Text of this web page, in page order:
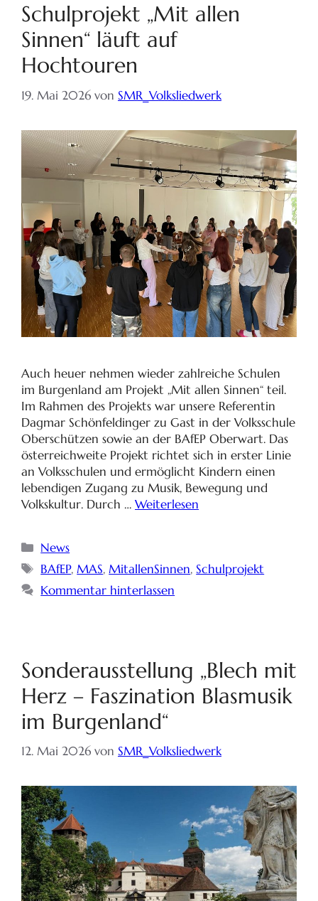
Schulprojekt „Mit allen
Sinnen“ läuft auf
Hochtouren
19. Mai 2026 von SMR_Volksliedwerk
Auch heuer nehmen wieder zahlreiche Schulen
im Burgenland am Projekt „Mit allen Sinnen“ teil.
Im Rahmen des Projekts war unsere Referentin
Dagmar Schönfeldinger zu Gast in der Volksschule
Oberschützen sowie an der BAfEP Oberwart. Das
österreichweite Projekt richtet sich in erster Linie
an Volksschulen und ermöglicht Kindern einen
lebendigen Zugang zu Musik, Bewegung und
Volkskultur. Durch … Weiterlesen
News
BAfEP,MAS,MitallenSinnen, Schulprojekt
Kommentar hinterlassen
Sonderausstellung „Blech mit
Herz – Faszination Blasmusik
im Burgenland“
12. Mai 2026 von SMR_Volksliedwerk